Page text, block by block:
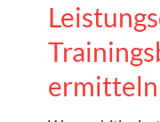
ermitteln